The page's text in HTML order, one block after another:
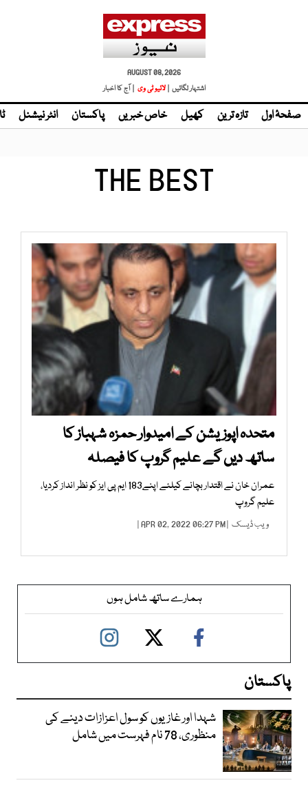
AUGUST 08, 2026
اشتہار لگائیں | لائیو ٹی وی | آج کا اخبار
صفحۂ اول تازہ ترین کھیل خاص خبریں پاکستان انٹر نیشنل
THE BEST
متحدہ اپوزیشن کے امیدوار حمزہ شہباز کا
ساتھ دیں گے علیم گروپ کا فیصلہ
عمران خان نے اقتدار بچانے کیلئے اپنے183 ایم پی ایز کو نظر انداز کردیا،
علیم گروپ
ویب ڈیسک | APR 02, 2022 06:27 PM |
ہمارے ساتھ شامل ہوں
پاکستان
شہدا اور غازیوں کو سول اعزازات دینے کی
منظوری، 78 نام فہرست میں شامل